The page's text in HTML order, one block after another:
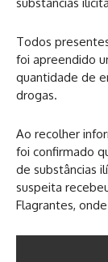
Todos
foi apreendido
quantidade de
drogas.
Ao recolher
foi confirmado
de substâncias
suspeita
Flagrantes,